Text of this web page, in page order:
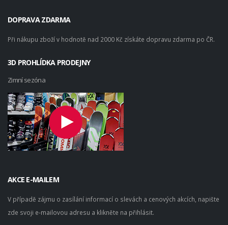
DOPRAVA ZDARMA
Při nákupu zboží v hodnotě nad 2000 Kč získáte dopravu zdarma po ČR.
3D PROHLÍDKA PRODEJNY
Zimní sezóna
AKCE E-MAILEM
V případě zájmu o zasílání informací o slevách a cenových akcích, napište
zde svoji e-mailovou adresu a klikněte na přihlásit.